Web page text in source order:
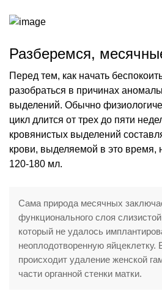
Разберемся,
Перед тем, как начать
разобраться в причинах
выделений. Обычно
цикл длится от трех до пяти
кровянистых выделений
крови, выделяемой в это
120-180 мл.
Сама природа месячных
функционального слоя
который не удалось
неоплодотворенную яйцеклетку.
происходит удаление женской
части органной стенки матки.